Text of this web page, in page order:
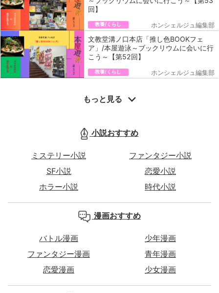
回】
教養/くらし ホンシェルジュ編集部
文教堂溝ノ口本店「推し色BOOKフェ
ア」/本屋遊泳～ブックリウムに会いに行
こう～【第52回】
教養/くらし ホンシェルジュ編集部
もっと見る
小説おすすめ
ミステリー小説
ファンタジー小説
SF小説
恋愛小説
ホラー小説
時代小説
漫画おすすめ
バトル漫画
少年漫画
ファンタジー漫画
青年漫画
恋愛漫画
少女漫画